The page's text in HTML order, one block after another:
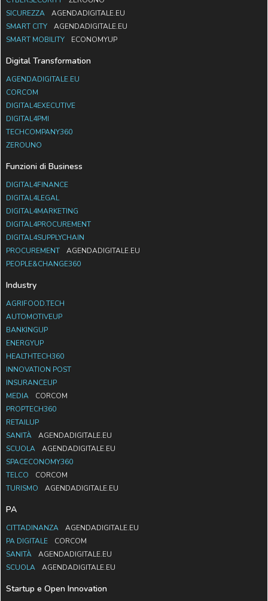
SICUREZZA
AGENDADIGITALE.EU
SMART CITY
AGENDADIGITALE.EU
SMART MOBILITY
ECONOMYUP
Digital Transformation
AGENDADIGITALE.EU
CORCOM
DIGITAL4EXECUTIVE
DIGITAL4PMI
TECHCOMPANY360
ZEROUNO
Funzioni di Business
DIGITAL4FINANCE
DIGITAL4LEGAL
DIGITAL4MARKETING
DIGITAL4PROCUREMENT
DIGITAL4SUPPLYCHAIN
PROCUREMENT
AGENDADIGITALE.EU
PEOPLE&CHANGE360
Industry
AGRIFOOD.TECH
AUTOMOTIVEUP
BANKINGUP
ENERGYUP
HEALTHTECH360
INNOVATION POST
INSURANCEUP
MEDIA
CORCOM
PROPTECH360
RETAILUP
SANITÀ
AGENDADIGITALE.EU
SCUOLA
AGENDADIGITALE.EU
SPACECONOMY360
TELCO
CORCOM
TURISMO
AGENDADIGITALE.EU
PA
CITTADINANZA
AGENDADIGITALE.EU
PA DIGITALE
CORCOM
SANITÀ
AGENDADIGITALE.EU
SCUOLA
AGENDADIGITALE.EU
Startup e Open Innovation